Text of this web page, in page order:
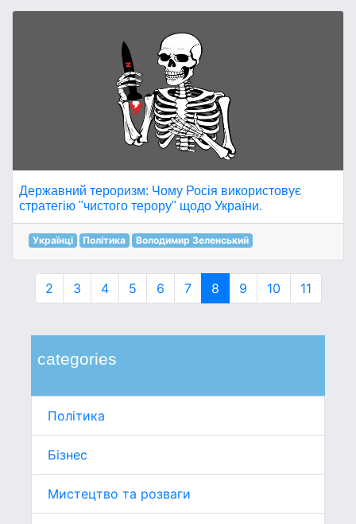
categories
Політика
Бізнес
Мистецтво та розваги
Державний тероризм: Чому Росія використовує
стратегію "чистого терору" щодо України.
Українці Політика Володимир Зеленський
2 3 4 5 6 7 8 9 10 11